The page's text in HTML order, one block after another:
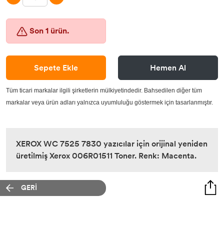
Son 1 ürün.
Sepete Ekle Hemen Al
Tüm ticari markalar ilgili şirketlerin mülkiyetindedir. Bahsedilen diğer tüm
markalar veya ürün adları yalnızca uyumluluğu göstermek için tasarlanmıştır.
XEROX WC 7525 7830 yazıcılar için orijinal yeniden
üretilmiş Xerox 006R01511 Toner. Renk: Macenta.
GERİ
Lisans Yazılım